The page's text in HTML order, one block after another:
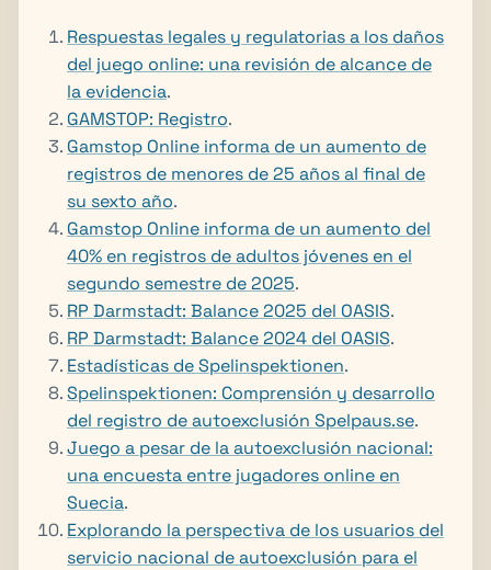
Respuestas legales y regulatorias a los daños
del juego online: una revisión de alcance de
la evidencia.
GAMSTOP: Registro.
Gamstop Online informa de un aumento de
registros de menores de 25 años al final de
su sexto año.
Gamstop Online informa de un aumento del
40% en registros de adultos jóvenes en el
segundo semestre de 2025.
RP Darmstadt: Balance 2025 del OASIS.
RP Darmstadt: Balance 2024 del OASIS.
Estadísticas de Spelinspektionen.
Spelinspektionen: Comprensión y desarrollo
del registro de autoexclusión Spelpaus.se.
Juego a pesar de la autoexclusión nacional:
una encuesta entre jugadores online en
Suecia.
Explorando la perspectiva de los usuarios del
servicio nacional de autoexclusión para el